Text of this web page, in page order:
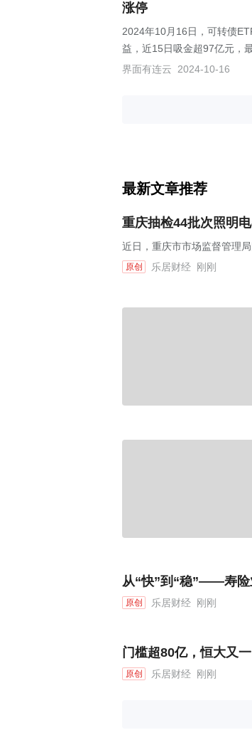
涨停
2024年10月16日，可转债
益，近15日吸金超97亿元，
界面有连云
2024-10-16
最新文章推荐
重庆抽检44批次照明
近日，重庆市市场监督管理
原创 乐居财经 刚刚
从“快”到“稳”——寿险
原创 乐居财经 刚刚
门槛超80亿，恒大又
原创 乐居财经 刚刚